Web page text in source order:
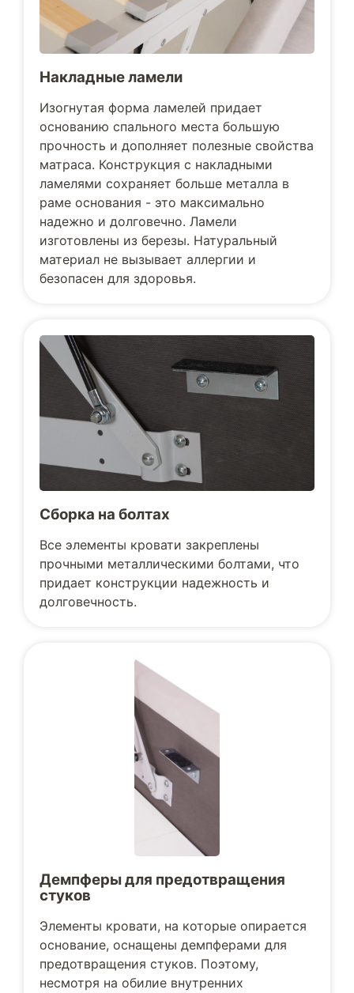
Накладные ламели
Изогнутая форма ламелей придает
основанию спального места большую
прочность и дополняет полезные свойства
матраса. Конструкция с накладными
ламелями сохраняет больше металла в
раме основания - это максимально
надежно и долговечно. Ламели
изготовлены из березы. Натуральный
материал не вызывает аллергии и
безопасен для здоровья.
Сборка на болтах
Все элементы кровати закреплены
прочными металлическими болтами, что
придает конструкции надежность и
долговечность.
Демпферы для предотвращения
стуков
Элементы кровати, на которые опирается
основание, оснащены демпферами для
предотвращения стуков. Поэтому,
несмотря на обилие внутренних